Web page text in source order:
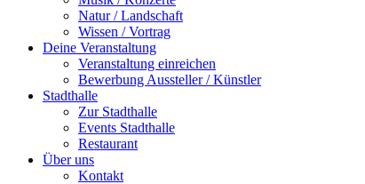
Natur / Landschaft
Wissen / Vortrag
Deine Veranstaltung
Veranstaltung einreichen
Bewerbung Aussteller / Künstler
Stadthalle
Zur Stadthalle
Events Stadthalle
Restaurant
Über uns
Kontakt